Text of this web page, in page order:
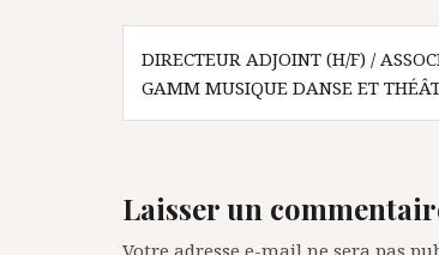
N
a
g
DIRECTEUR ADJOINT (H/F) /
GAMM MUSIQUE DANSE ET
Laisser un
Votre adresse e-mail ne sera pas